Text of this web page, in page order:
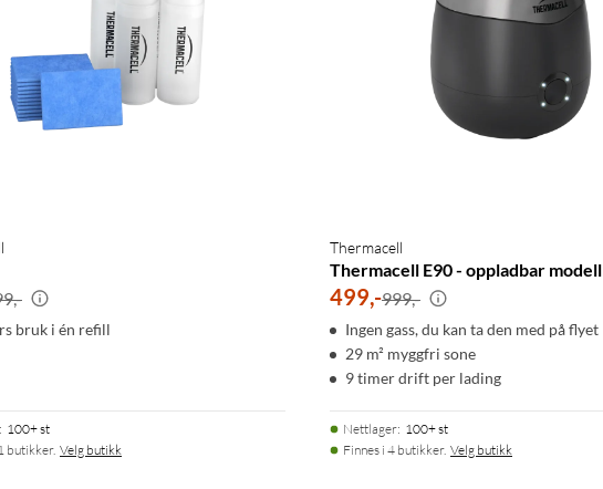
bruk i én refill
: 100+ st
butikker. Velg butikk
Thermacell
Thermacell E90 - oppladbar modell
499,-999,-
Ingen gass, du kan ta den med på flyet
29 m² myggfri sone
9 timer drift per lading
Nettlager: 100+ st
Finnes i 4 butikker. Velg butikk